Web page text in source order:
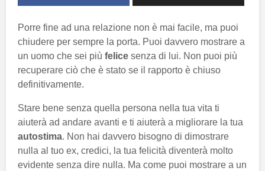
Porre fine ad una relazione non è mai facile, ma puoi
chiudere per sempre la porta. Puoi davvero mostrare a
un uomo che sei più felice senza di lui. Non puoi più
recuperare ciò che è stato se il rapporto è chiuso
definitivamente.
Stare bene senza quella persona nella tua vita ti
aiuterà ad andare avanti e ti aiuterà a migliorare la tua
autostima. Non hai davvero bisogno di dimostrare
nulla al tuo ex, credici, la tua felicità diventerà molto
evidente senza dire nulla. Ma come puoi mostrare a un